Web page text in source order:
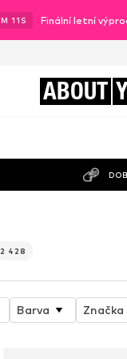
M 10 S Finální letní
ABOUT
2 428
Barva Značka